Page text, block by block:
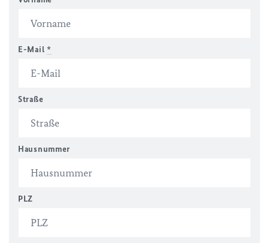
E-Mail *
Straße
Hausnummer
PLZ